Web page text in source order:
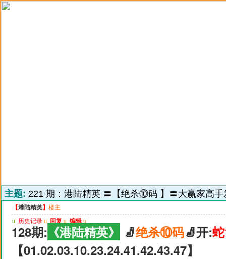
主题: 221 期：港陆精英 〓【绝杀⑩码 】〓大赢家高手
【港陆精英】 楼主
u 历史记录 u 回复 u 编辑 u
128期: 《港陆精英》 🧦绝杀⑩码🧦开:
【01.02.03.10.23.24.41.42.43.47】